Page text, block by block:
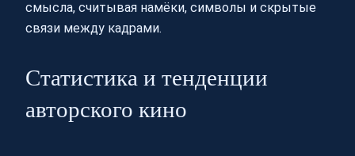
смысла, считывая намёки, символы и скрытые
связи между кадрами.
Статистика и тенденции
авторского кино